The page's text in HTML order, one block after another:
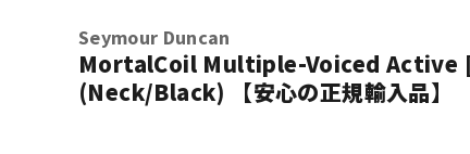
キーボード 電子ピアノ
Seymour Duncan
MortalCoil Multiple-Voiced Active
(Neck/Black) 【安心の正規輸入品】